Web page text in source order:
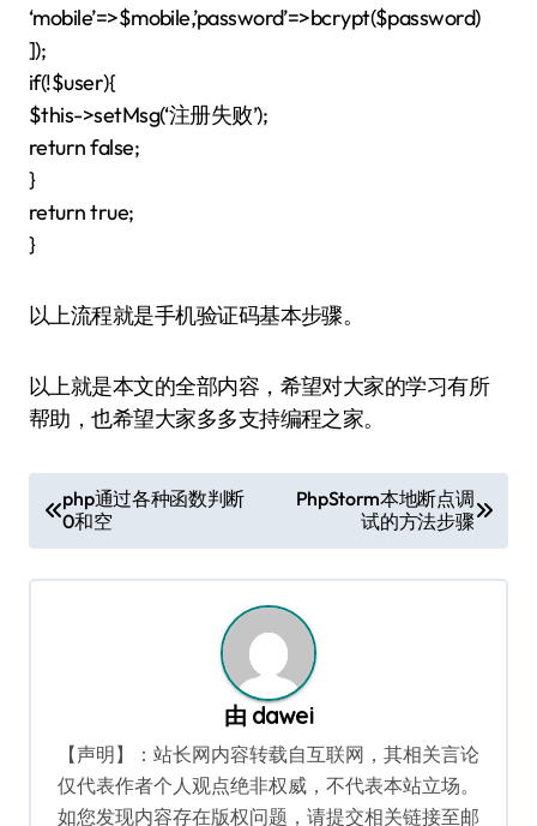
‘mobile’=>$mobile,’password’=>bcrypt($password)
]);
if(!$user){
$this->setMsg(‘注册失败’);
return false;
}
return true;
}
以上流程就是手机验证码基本步骤。
以上就是本文的全部内容，希望对大家的学习有所
帮助，也希望大家多多支持编程之家。
章
导
php通过各种函数判断
0和空
PhpStorm本地断点调
试的方法步骤
由 dawei
【声明】：站长网内容转载自互联网，其相关言论
仅代表作者个人观点绝非权威，不代表本站立场。
如您发现内容存在版权问题，请提交相关链接至邮